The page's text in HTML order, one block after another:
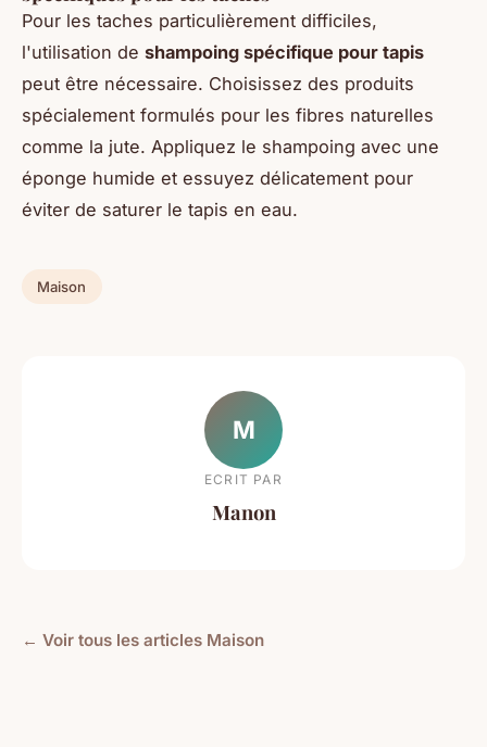
Pour les taches particulièrement difficiles,
l'utilisation de shampoing spécifique pour tapis
peut être nécessaire. Choisissez des produits
spécialement formulés pour les fibres naturelles
comme la jute. Appliquez le shampoing avec une
éponge humide et essuyez délicatement pour
éviter de saturer le tapis en eau.
Maison
M
ECRIT PAR
Manon
← Voir tous les articles Maison